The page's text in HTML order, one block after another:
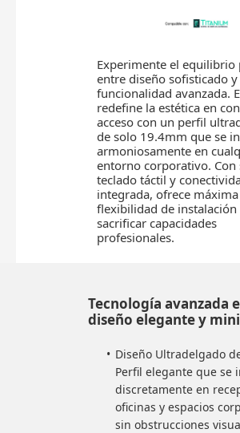
Experimente el equilibrio
entre diseño sofisticado y
funcionalidad avanzada.
redefine la estética en
acceso con un perfil
de solo 19.4mm que se
armoniosamente en
entorno corporativo. Con
teclado táctil y
integrada, ofrece máxima
flexibilidad de instalación
sacrificar capacidades
profesionales.
Tecnología avanzada
diseño elegante y
Diseño Ultradelgado
Perfil elegante que se
discretamente en
oficinas y espacios
sin obstrucciones